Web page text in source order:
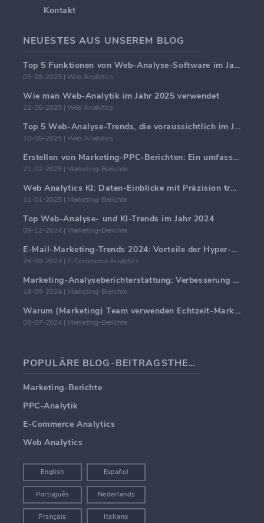
Kontakt
NEUESTES AUS UNSEREM BLOG
Top 5 Funktionen von Web-Analyse-Software im Jahr 2025
09-09-2025 | Web Analytics
Wie man Web-Analytik im Jahr 2025 verwendet
22-06-2025 | Web Analytics
Top 5 Web-Analyse-Trends, die voraussichtlich im Jahr 2025 dominieren werden
10-05-2025 | Web Analytics
Erstellen von Marketing-PPC-Berichten: Ein umfassender Leitfaden
21-02-2025 | Marketing-Berichte
Web Analytics KI: Daten-Einblicke mit Präzision transformieren
11-01-2025 | Marketing-Berichte
Top Web-Analyse- und KI-Trends im Jahr 2024
09-12-2024 | Marketing-Berichte
E-Mail-Marketing-Trends 2024: Vorteile der Hyper-Personalisierung
24-09-2024 | E-Commerce Analytics
Marketing-Analyseberichterstattung: Verbesserung der Geschäftseinblicke
18-09-2024 | Marketing-Berichte
Warum (Marketing) Team verwenden Echtzeit-Marketing-Dashboards
08-07-2024 | Marketing-Berichte
POPULÄRE BLOG-BEITRAGSTHEMEN
Marketing-Berichte
PPC-Analytik
E-Commerce Analytics
Web Analytics
English Español
Português Nederlands
Français Italiano